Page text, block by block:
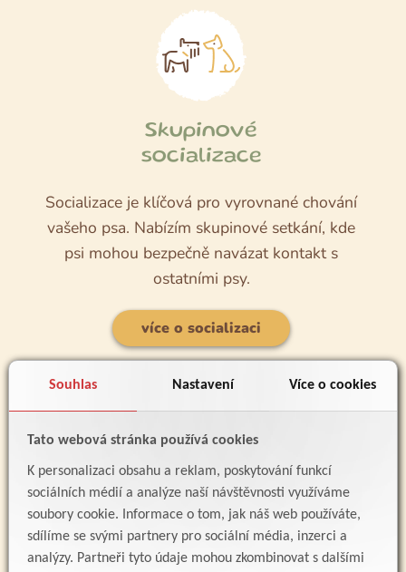
Souhlas Nastavení Více o cookies
Tato webová stránka používá cookies
K personalizaci obsahu a reklam, poskytování funkcí
sociálních médií a analýze naší návštěvnosti využíváme
soubory cookie. Informace o tom, jak náš web používáte,
sdílíme se svými partnery pro sociální média, inzerci a
analýzy. Partneři tyto údaje mohou zkombinovat s dalšími
Skupinové
socializace
Socializace je klíčová pro vyrovnané chování
vašeho psa. Nabízím skupinové setkání, kde
psi mohou bezpečně navázat kontakt s
ostatními psy.
více o socializaci
Řešení problémového
chování